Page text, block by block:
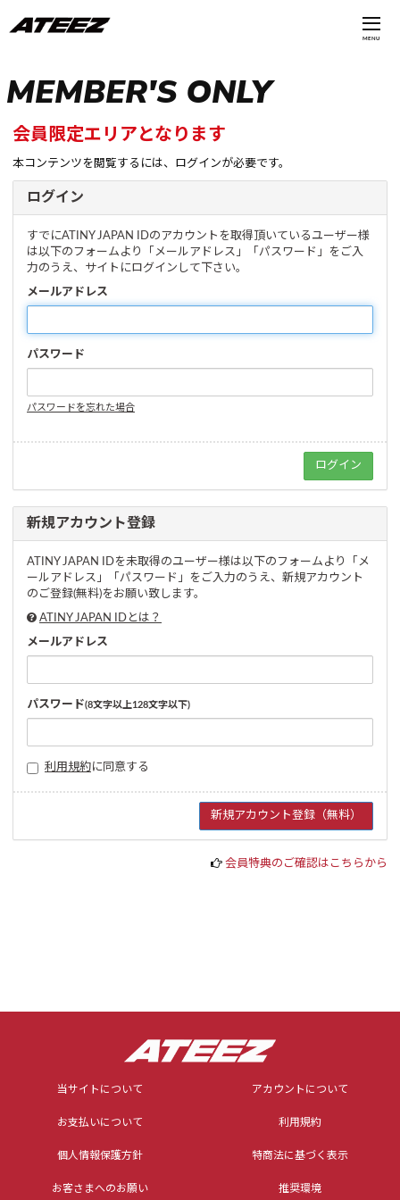
MENU
MEMBER'S ONLY
会員限定エリアとなります
本コンテンツを閲覧するには、ログインが必要です。
ログイン
すでにATINY JAPAN IDのアカウントを取得頂いているユーザー様
は以下のフォームより「メールアドレス」「パスワード」をご入
力のうえ、サイトにログインして下さい。
メールアドレス
パスワード
パスワードを忘れた場合
新規アカウント登録
ATINY JAPAN IDを未取得のユーザー様は以下のフォームより「メ
ールアドレス」「パスワード」をご入力のうえ、新規アカウント
のご登録(無料)をお願い致します。
ATINY JAPAN IDとは？
メールアドレス
パスワード(8文字以上128文字以下)
利用規約に同意する
会員特典のご確認はこちらから
当サイトについて アカウントについて
お支払いについて 利用規約
個人情報保護方針 特商法に基づく表示
お客さまへのお願い 推奨環境